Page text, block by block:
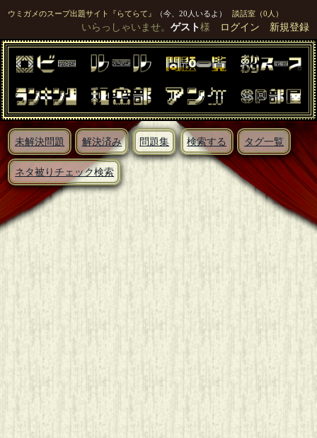
ウミガメのスープ出題サイト『らてらて』 （今、20人いるよ） 談話室（0人）
いらっしゃいませ。 ゲスト様 ログイン 新規登録
未解決問題 解決済み 問題集 検索する タグ一覧
ネタ被りチェック検索